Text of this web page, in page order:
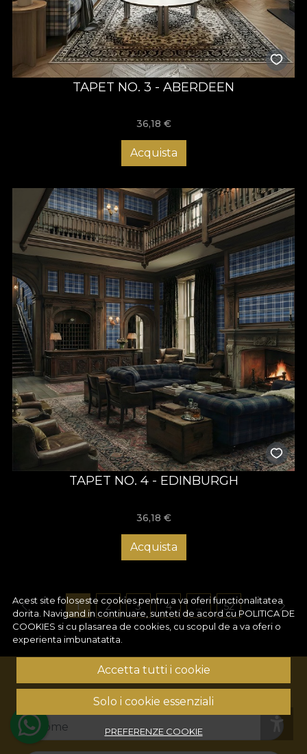
TAPET NO. 3 - ABERDEEN
36,18 €
Acquista
TAPET NO. 4 - EDINBURGH
36,18 €
Acquista
1 2 3 4 ... 52
Acest site foloseste cookies pentru a va oferi functionalitatea
dorita. Navigand in continuare, sunteti de acord cu POLITICA DE
COOKIES si cu plasarea de cookies, cu scopul de a va oferi o
experienta imbunatatita.
Accetta tutti i cookie
Solo i cookie essenziali
PREFERENZE COOKIE
ISCRIVITI ALLA NOSTRA NEWSLETTER!
Nome